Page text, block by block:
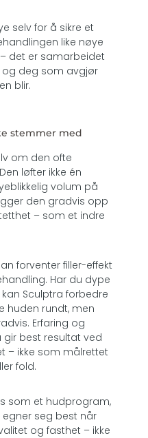
selv for å sikre et
like nøye
det er samarbeidet
deg som avgjør
blir.
stemmer med
om den ofte
løfter ikke én
volum på
den gradvis opp
– som et indre
forventer filler-effekt
Har du dype
Sculptra forbedre
huden rundt, men
Erfaring og
gir best resultat ved
– ikke som målrettet
fold.
som et hudprogram,
egner seg best når
og fasthet – ikke